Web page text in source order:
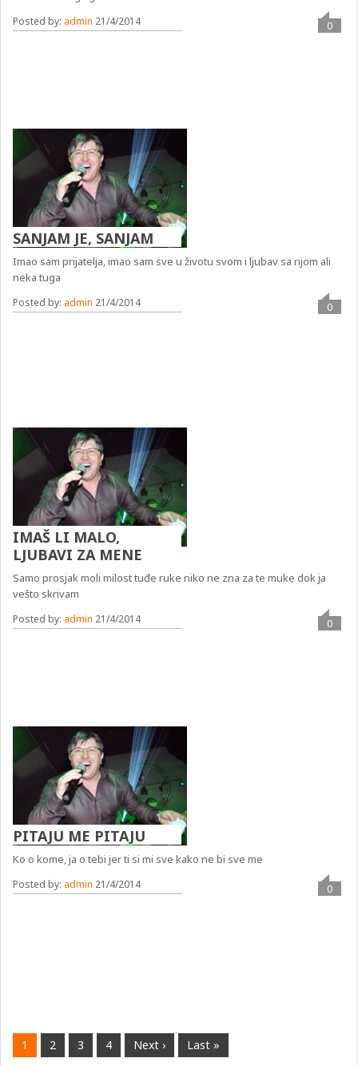
Posted by: admin 21/4/2014 0
SANJAM JE, SANJAM
Imao sam prijatelja, imao sam sve u životu svom i ljubav sa njom ali
neka tuga
Posted by: admin 21/4/2014 0
IMAŠ LI MALO,
LJUBAVI ZA MENE
Samo prosjak moli milost tuđe ruke niko ne zna za te muke dok ja
vešto skrivam
Posted by: admin 21/4/2014 0
PITAJU ME PITAJU
Ko o kome, ja o tebi jer ti si mi sve kako ne bi sve me
Posted by: admin 21/4/2014 0
1 2 3 4 Next › Last »